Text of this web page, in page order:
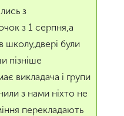
з
з 1 серпня,а
школу,двері були
пізніше
викладача і групи
з нами ніхто не
перекладають